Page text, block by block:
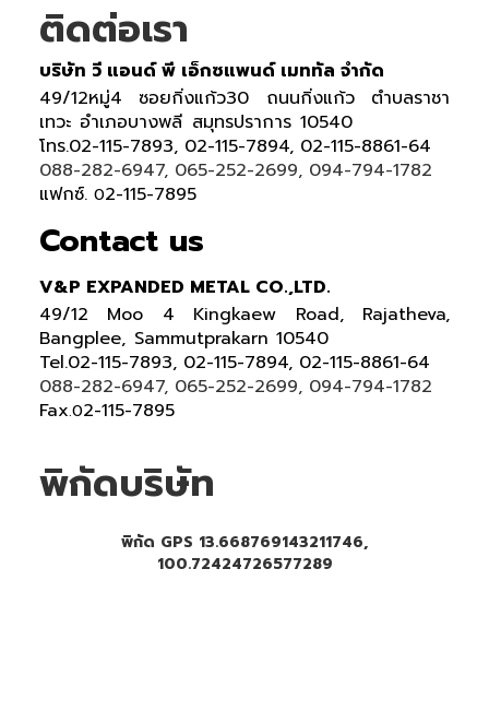
ติดต่อเรา
บริษัท วี แอนด์ พี เอ็กซแพนด์ เมททัล จำกัด
49/12หมู่4 ซอยกิ่งแก้ว30 ถนนกิ่งแก้ว ตำบลราชา
เทวะ อำเภอบางพลี สมุทรปราการ 10540
โทร.02-115-7893, 02-115-7894, 02-115-8861-64
088-282-6947, 065-252-2699, 094-794-1782
แฟกซ์. 02-115-7895
Contact us
V&P EXPANDED METAL CO.,LTD.
49/12 Moo 4 Kingkaew Road, Rajatheva,
Bangplee, Sammutprakarn 10540
Tel.02-115-7893, 02-115-7894, 02-115-8861-64
088-282-6947, 065-252-2699, 094-794-1782
Fax.02-115-7895
พิกัดบริษัท
พิกัด GPS 13.668769143211746,
100.72424726577289